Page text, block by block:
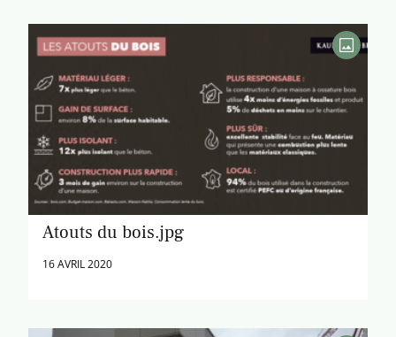
Atouts du bois.jpg
16 AVRIL 2020